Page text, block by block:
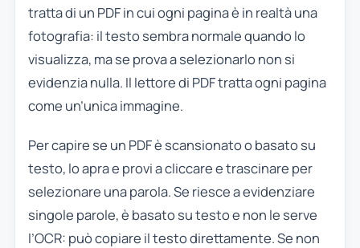
tratta di un PDF in cui ogni pagina è in realtà una
fotografia: il testo sembra normale quando lo
visualizza, ma se prova a selezionarlo non si
evidenzia nulla. Il lettore di PDF tratta ogni pagina
come un’unica immagine.
Per capire se un PDF è scansionato o basato su
testo, lo apra e provi a cliccare e trascinare per
selezionare una parola. Se riesce a evidenziare
singole parole, è basato su testo e non le serve
l’OCR: può copiare il testo direttamente. Se non